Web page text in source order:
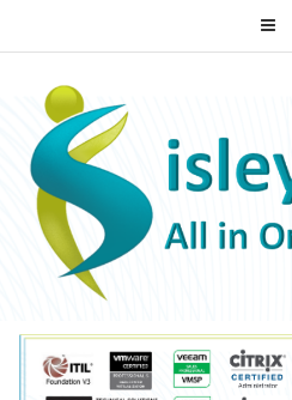
to
ISLEYEN.NET
All-in-One IT Platform